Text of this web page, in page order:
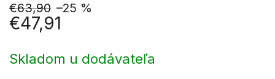
€63,90 –25 %
€47,91
cena:
Skladom u dodávateľa